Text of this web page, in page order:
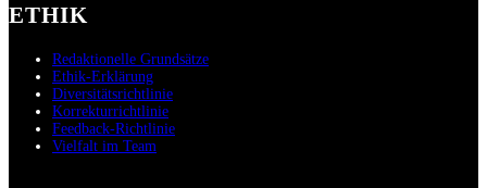
ETHIK
Redaktionelle Grundsätze
Ethik-Erklärung
Diversitätsrichtlinie
Korrekturrichtlinie
Feedback-Richtlinie
Vielfalt im Team